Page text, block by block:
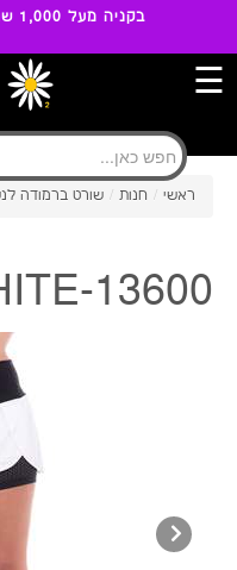
בקניה מעל 1,000 שח משלוח עד הבית ⭐ חינם ⭐
☰
ראשי / חנות / שורט ברמודה
13600-WHITE